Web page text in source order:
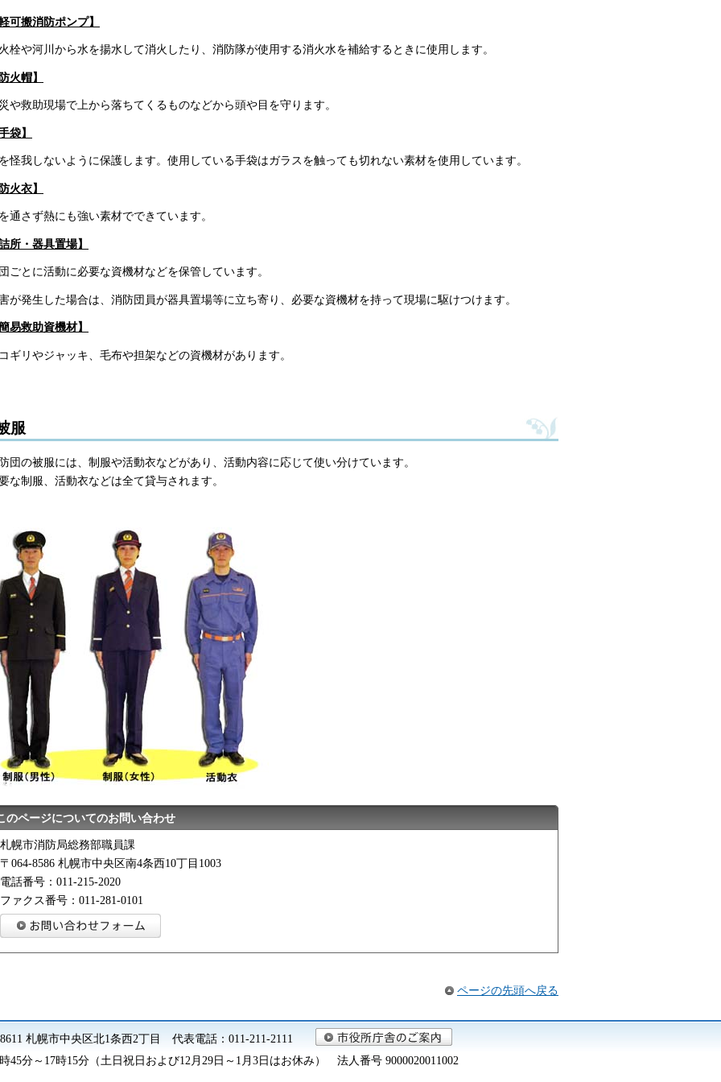
可搬消防ポンプ】
栓や河川から水を揚水して消火したり、消防隊が使用する消火水を補給するときに使用します。
火帽】
や救助現場で上から落ちてくるものなどから頭や目を守ります。
袋】
怪我しないように保護します。使用している手袋はガラスを触っても切れない素材を使用しています。
火衣】
通さず熱にも強い素材でできています。
所・器具置場】
ごとに活動に必要な資機材などを保管しています。
が発生した場合は、消防団員が器具置場等に立ち寄り、必要な資機材を持って現場に駆けつけます。
易救助資機材】
ギリやジャッキ、毛布や担架などの資機材があります。
服
団の被服には、制服や活動衣などがあり、活動内容に応じて使い分けています。
な制服、活動衣などは全て貸与されます。
のページについてのお問い合わせ
札幌市消防局総務部職員課
〒064-8586 札幌市中央区南4条西10丁目1003
電話番号：011-215-2020
ファクス番号：011-281-0101
ページの先頭へ戻る
札幌市中央区北1条西2丁目 代表電話：011-211-2111
45分～17時15分（土日祝日および12月29日～1月3日はお休み） 法人番号 9000020011002